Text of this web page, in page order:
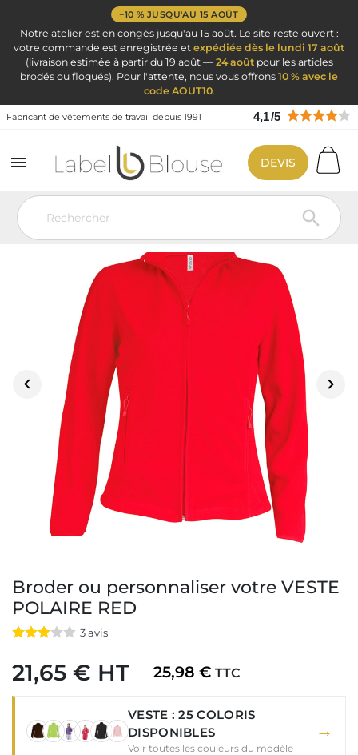
−10 % JUSQU'AU 15 AOÛT
Notre atelier est en congés jusqu'au 15 août. Le site reste ouvert :
votre commande est enregistrée et expédiée dès le lundi 17 août
(livraison estimée à partir du 19 août — 24 aoûtpour les articles
brodés ou floqués). Pour l'attente, nous vous offrons 10 % avec le
code AOUT10.
Fabricant de vêtements de travail depuis 1991 4,1/5


DEVIS
Vêtement de travail Blouse médicale
Veste et passe-couloir
 
Broder ou personnaliser votre VESTE
POLAIRE RED
3avis
21,65 € HT 25,98 € TTC
VESTE : 25 COLORIS
DISPONIBLES
Voir toutes les couleurs du modèle
→